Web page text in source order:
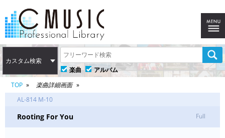
カスタム検索
楽曲
アルバム
TOP
楽曲詳細画面
AL-814 M-10
Rooting For You Full